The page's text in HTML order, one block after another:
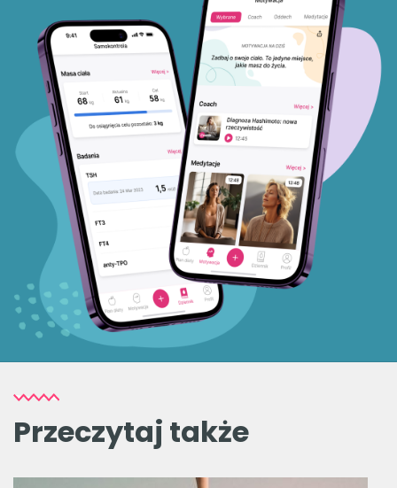
Przeczytaj także